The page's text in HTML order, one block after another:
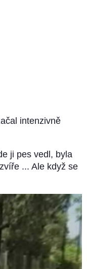
intenzivně
ji pes vedl, byla
... Ale když se